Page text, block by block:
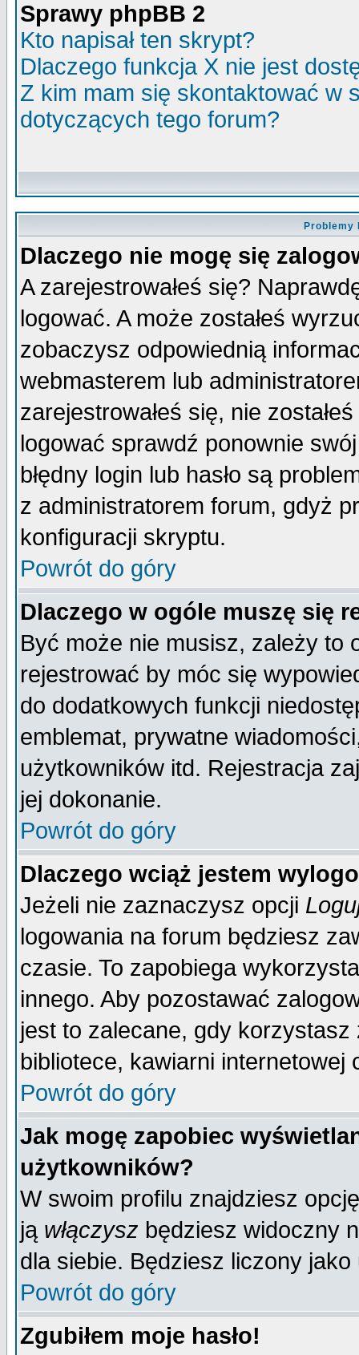
Sprawy phpBB 2
Kto napisał ten skrypt?
Dlaczego funkcja X nie jest
Z kim mam się skontaktować w
dotyczących tego forum?
Problemy
Dlaczego nie mogę się
A zarejestrowałeś się?
logować. A może zostałeś
zobaczysz odpowiednią
webmasterem lub
zarejestrowałeś się, nie
logować sprawdź ponownie
błędny login lub hasło są
z administratorem forum, gdyż
konfiguracji skryptu.
Powrót do góry
Dlaczego w ogóle muszę się
Być może nie musisz, zależy to
rejestrować by móc się
do dodatkowych funkcji
emblemat, prywatne
użytkowników itd. Rejestracja
jej dokonanie.
Powrót do góry
Dlaczego wciąż jestem
Jeżeli nie zaznaczysz opcji
logowania na forum będziesz
czasie. To zapobiega
innego. Aby pozostawać
jest to zalecane, gdy
bibliotece, kawiarni internetowej
Powrót do góry
Jak mogę zapobiec
użytkowników?
W swoim profilu znajdziesz
ją włączysz będziesz widoczny
dla siebie. Będziesz liczony
Powrót do góry
Zgubiłem moje hasło!